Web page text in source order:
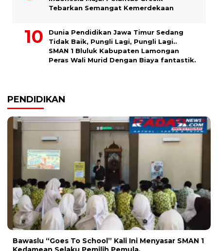
Tebarkan Semangat Kemerdekaan
Dunia Pendidikan Jawa Timur Sedang
Tidak Baik, Pungli Lagi, Pungli Lagi..
SMAN 1 Bluluk Kabupaten Lamongan
Peras Wali Murid Dengan Biaya fantastik.
PENDIDIKAN
Bawaslu “Goes To School” Kali Ini Menyasar SMAN 1